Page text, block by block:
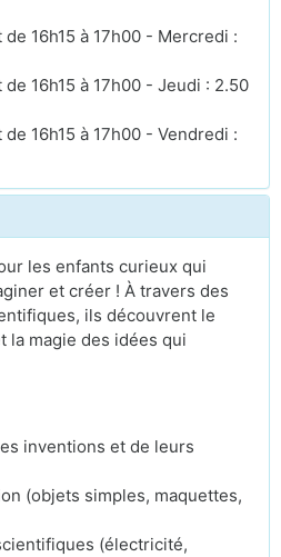
16h15 à 17h00 - Mercredi :
16h15 à 17h00 - Jeudi : 2.50
16h15 à 17h00 - Vendredi :
les enfants curieux qui
et créer ! À travers des
ils découvrent le
la magie des idées qui
inventions et de leurs
(objets simples, maquettes,
(électricité,